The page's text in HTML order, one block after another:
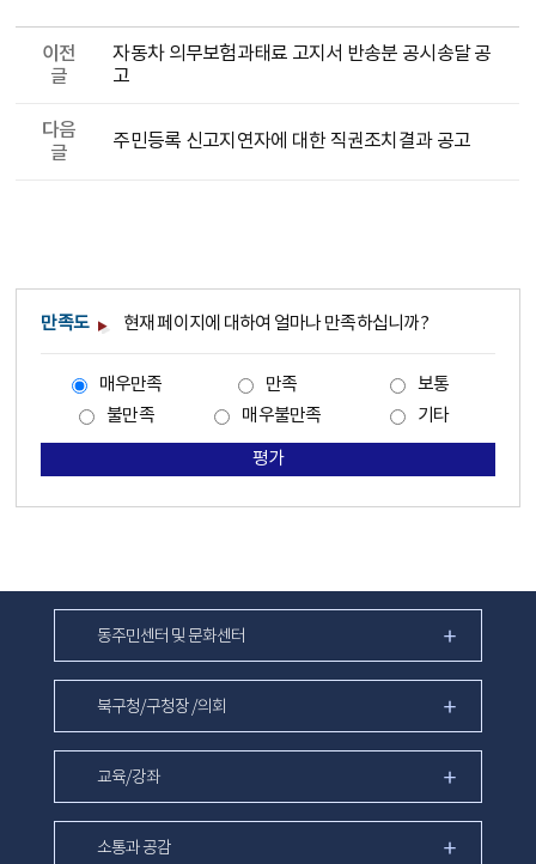
이전
글
자동차 의무보험과태료 고지서 반송분 공시송달 공
고
다음
글
주민등록 신고지연자에 대한 직권조치결과 공고
만족도 현재 페이지에 대하여 얼마나 만족하십니까?
매우만족 만족
보통
불만족
매우불만족 기타
평가
동주민센터 및 문화센터
북구청/구청장 /의회
교육/강좌
소통과 공감